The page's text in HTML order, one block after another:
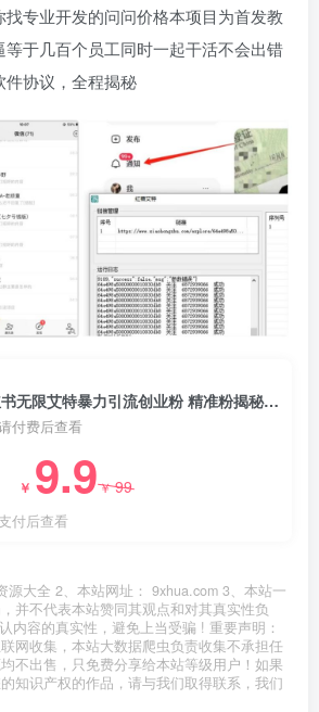
专业开发的问问价格本项目为首发教
于几百个员工同时一起干活不会出错
件协议，全程揭秘
首发价值4000 小红书无限艾特暴力引流创业粉 精准粉揭秘教程
付费后查看
￥ 9.9￥99
付后查看
源大全 2、本站网址： 9xhua.com 3、本站一
并不代表本站赞同其观点和对其真实性负
内容的真实性，避免上当受骗 ! 重要声明：
网收集，本站大数据爬虫负责收集不承担任
不出售，只免费分享给本站等级用户！如果
知识产权的作品，请与我们取得联系，我们